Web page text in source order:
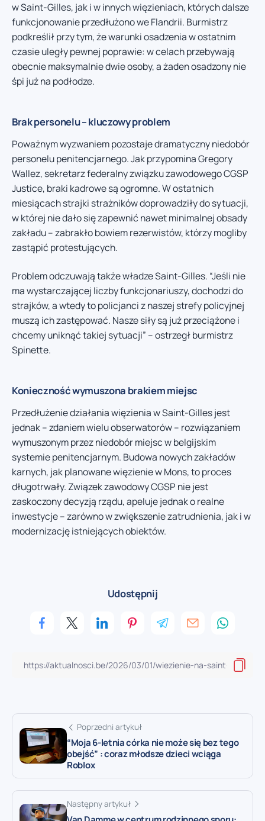
w Saint-Gilles, jak i w innych więzieniach, których dalsze
funkcjonowanie przedłużono we Flandrii. Burmistrz
podkreślił przy tym, że warunki osadzenia w ostatnim
czasie uległy pewnej poprawie: w celach przebywają
obecnie maksymalnie dwie osoby, a żaden osadzony nie
śpi już na podłodze.
Brak personelu – kluczowy problem
Poważnym wyzwaniem pozostaje dramatyczny niedobór
personelu penitencjarnego. Jak przypomina Gregory
Wallez, sekretarz federalny związku zawodowego CGSP
Justice, braki kadrowe są ogromne. W ostatnich
miesiącach strajki strażników doprowadziły do sytuacji,
w której nie dało się zapewnić nawet minimalnej obsady
zakładu – zabrakło bowiem rezerwistów, którzy mogliby
zastąpić protestujących.
Problem odczuwają także władze Saint-Gilles. “Jeśli nie
ma wystarczającej liczby funkcjonariuszy, dochodzi do
strajków, a wtedy to policjanci z naszej strefy policyjnej
muszą ich zastępować. Nasze siły są już przeciążone i
chcemy uniknąć takiej sytuacji” – ostrzegł burmistrz
Spinette.
Konieczność wymuszona brakiem miejsc
Przedłużenie działania więzienia w Saint-Gilles jest
jednak – zdaniem wielu obserwatorów – rozwiązaniem
wymuszonym przez niedobór miejsc w belgijskim
systemie penitencjarnym. Budowa nowych zakładów
karnych, jak planowane więzienie w Mons, to proces
długotrwały. Związek zawodowy CGSP nie jest
zaskoczony decyzją rządu, apeluje jednak o realne
inwestycje – zarówno w zwiększenie zatrudnienia, jak i w
modernizację istniejących obiektów.
Udostępnij
Poprzedni artykuł
“Moja 6-letnia córka nie może się bez tego
obejść” : coraz młodsze dzieci wciąga
Roblox
Następny artykuł